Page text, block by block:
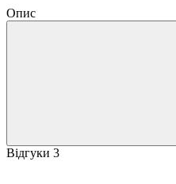
Опис
Відгуки 3